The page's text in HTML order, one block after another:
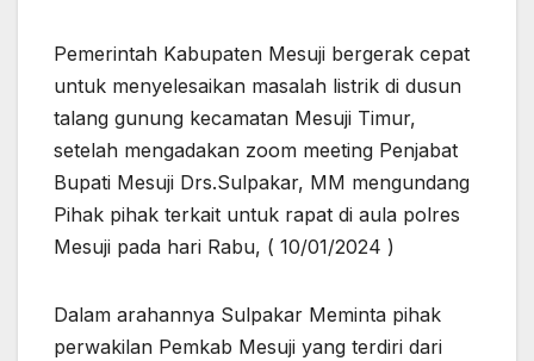
Pemerintah Kabupaten Mesuji bergerak cepat
untuk menyelesaikan masalah listrik di dusun
talang gunung kecamatan Mesuji Timur,
setelah mengadakan zoom meeting Penjabat
Bupati Mesuji Drs.Sulpakar, MM mengundang
Pihak pihak terkait untuk rapat di aula polres
Mesuji pada hari Rabu, ( 10/01/2024 )
Dalam arahannya Sulpakar Meminta pihak
perwakilan Pemkab Mesuji yang terdiri dari